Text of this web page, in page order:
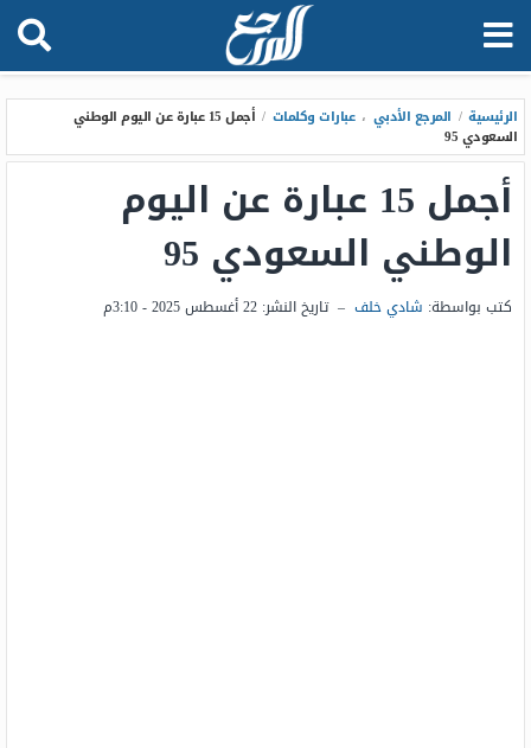
الرئيسية / المرجع الأدبي ، عبارات وكلمات /
أجمل 15 عبارة عن اليوم الوطني
السعودي 95
أجمل 15 عبارة عن اليوم
الوطني السعودي 95
كتب بواسطة: شادي خلف – تاريخ النشر: 22 أغسطس 2025 - 3:10م